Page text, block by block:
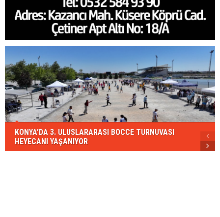
KONYA’DA 3. ULUSLARARASI BOCCE TURNUVASI
HEYECANI YAŞANIYOR